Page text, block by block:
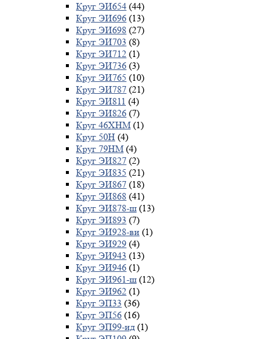
Круг ЭИ654 (44)
Круг ЭИ696 (13)
Круг ЭИ698 (27)
Круг ЭИ703 (8)
Круг ЭИ712 (1)
Круг ЭИ736 (3)
Круг ЭИ765 (10)
Круг ЭИ787 (21)
Круг ЭИ811 (4)
Круг ЭИ826 (7)
Круг 46ХНМ (1)
Круг 50Н (4)
Круг 79НМ (4)
Круг ЭИ827 (2)
Круг ЭИ835 (21)
Круг ЭИ867 (18)
Круг ЭИ868 (41)
Круг ЭИ878-ш (13)
Круг ЭИ893 (7)
Круг ЭИ928-ви (1)
Круг ЭИ929 (4)
Круг ЭИ943 (13)
Круг ЭИ946 (1)
Круг ЭИ961-ш (12)
Круг ЭИ962 (1)
Круг ЭП33 (36)
Круг ЭП56 (16)
Круг ЭП99-ид (1)